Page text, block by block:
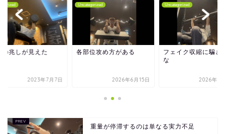
の兆しが見えた
2023年7月7日
Uncategorized
各部位攻め方がある
2026年6月15日
Uncategorized
フェイク収縮に騙さ
な
2026年1
重量が停滞するのは単なる実力不足